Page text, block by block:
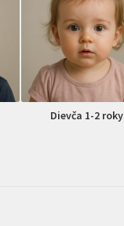
Dievča 1-2 roky